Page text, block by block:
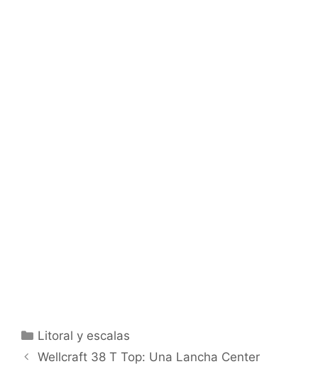
Categorías
Litoral y escalas
Wellcraft 38 T Top: Una Lancha Center